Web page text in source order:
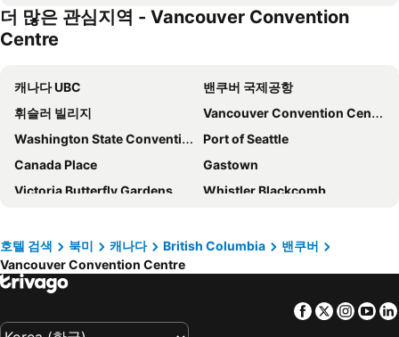
모다 호텔
리비에라 온 롭슨 스위트 호텔 다운타운 밴쿠버
호텔 블루 밴쿠버
Accent Inns Vancouver Airport
JW Marriott Parq Vancouver
베스트 웨스턴 플러스 샤토 그랑빌 호텔 & 스위트
Grand Park Hotel & Suites Downtown Vancouver, an Ascend Collection Hotel
바클레이호텔
Radisson Blu Vancouver Airport Hotel & Marina
Ramada by Wyndham Coquitlam
Coast Coal Harbour Vancouver Hotel by APA
Executive Suites Hotel & Conference Center, Metro Vancouver
페어몬트 호텔 밴쿠버
Level Vancouver - Yaletown Seymour
Days Inn by Wyndham Vancouver Airport
Executive Hotel Le Soleil
West Coast Suites at UBC
아트리움 인 밴쿠버
SureStay Plus by Best Western Coquitlam
더 많은 관심지역 - Vancouver Convention
Centre
캐나다 UBC
밴쿠버 국제공항
휘슬러 빌리지
Vancouver Convention Centre
Washington State Convention Center
Port of Seattle
Canada Place
Gastown
Victoria Butterfly Gardens
Whistler Blackcomb
Vancouver Public Library
Greater Vancouver Zoo
Victoria International Airport
THE SEATTLE GIFT SHOW
Waterfront Station
Vancouver Lookout
호텔 검색 북미 캐나다 British Columbia
밴쿠버
Vancouver Convention Centre
Facebook
Twitter